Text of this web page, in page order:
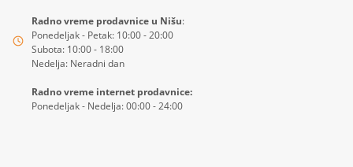
Radno vreme prodavnice u Nišu:
Ponedeljak - Petak: 10:00 - 20:00
Subota: 10:00 - 18:00
Nedelja: Neradni dan
Radno vreme internet prodavnice:
Ponedeljak - Nedelja: 00:00 - 24:00